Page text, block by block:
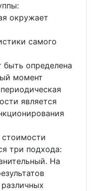
окружает
самого
определена
момент
является
три подхода:
На